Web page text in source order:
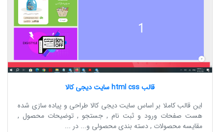
قالب html css سایت دیجی کالا
این قالب کاملا بر اساس سایت دیجی کالا طراحی و پیاده سازی شده
هست صفحات ورود و ثبت نام , جستجو , توضیحات محصول ,
مقایسه محصولات , دسته بندی محصولی و... در ...